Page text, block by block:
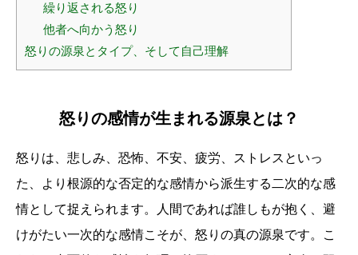
繰り返される怒り
他者へ向かう怒り
怒りの源泉とタイプ、そして自己理解
怒りの感情が生まれる源泉とは？
怒りは、悲しみ、恐怖、不安、疲労、ストレスといっ
た、より根源的な否定的な感情から派生する二次的な感
情として捉えられます。人間であれば誰しもが抱く、避
けがたい一次的な感情こそが、怒りの真の源泉です。こ